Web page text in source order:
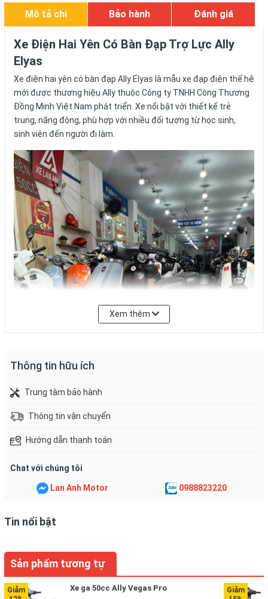
Thanh toán nhanh chóng
Mô tả chi
tiết
Bảo hành Đánh giá
Xe Điện Hai Yên Có Bàn Đạp Trợ Lực Ally
Elyas
Xe điện hai yên có bàn đạp Ally Elyas là mẫu xe đạp điện thế hệ
mới được thương hiệu Ally thuộc Công ty TNHH Công Thương
Đồng Minh Việt Nam phát triển. Xe nổi bật với thiết kế trẻ
trung, năng động, phù hợp với nhiều đối tượng từ học sinh,
sinh viên đến người đi làm.
Xe Điện Có Bàn Đạp Bao Nhiêu Tuổi Được
Đi?
Hướng dẫn thanh toán
Chat với chúng tôi
0988823220